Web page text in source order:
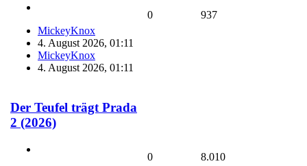
MickeyKnox
4. August 2026, 01:11
MickeyKnox
4. August 2026, 01:11
0 937
Der Teufel trägt Prada
2 (2026)
0 8.010